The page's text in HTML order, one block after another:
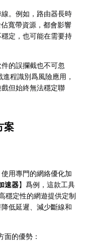
。例如，路由器長時
寬帶資源，都會影響
定，也可能在需要持
的誤攔截也不可忽
程識別爲風險應用，
但始終無法穩定聯
案
用專門的網絡優化加
速器】爲例，這款工具
穩定性的網遊提供定制
低延遲、減少斷線和
面的優勢：